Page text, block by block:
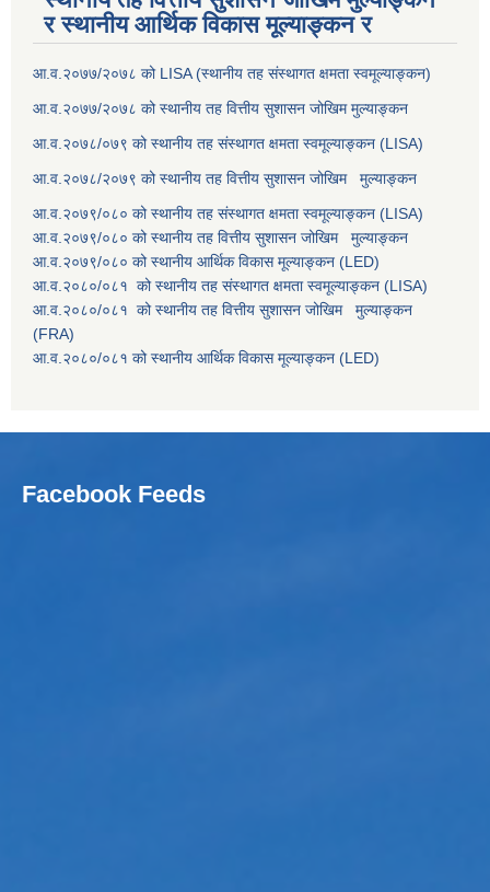
र स्थानीय आर्थिक विकास मूल्याङ्कन र
आ.व.२०७७/२०७८ को LISA (स्थानीय तह संस्थागत क्षमता स्वमूल्याङ्कन)
आ.व.२०७७/२०७८ को स्थानीय तह वित्तीय सुशासन जोखिम मुल्याङ्कन
आ.व.२०७८/०७९ को स्थानीय तह संस्थागत क्षमता स्वमूल्याङ्कन (LISA)
आ.व.२०७८/२०७९ को स्थानीय तह वित्तीय सुशासन जोखिम मुल्याङ्कन
आ.व.२०७९/०८० को स्थानीय तह संस्थागत क्षमता स्वमूल्याङ्कन (LISA)
आ.व.२०७९/०८० को स्थानीय तह वित्तीय सुशासन जोखिम मुल्याङ्कन
आ.व.२०७९/०८० को स्थानीय आर्थिक विकास मूल्याङ्कन (LED)
आ.व.२०८०/०८१ को स्थानीय तह संस्थागत क्षमता स्वमूल्याङ्कन (LISA)
आ.व.२०८०/०८१ को स्थानीय तह वित्तीय सुशासन जोखिम मुल्याङ्कन
(FRA)
आ.व.२०८०/०८१ को स्थानीय आर्थिक विकास मूल्याङ्कन (LED)
Facebook Feeds